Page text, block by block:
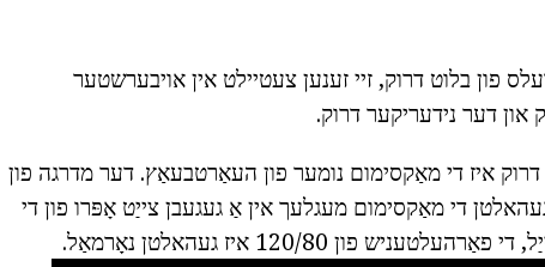
פון בלוט דרוק, זיי זענען צעטיילט אין אויבערשטער
דער נידעריקער דרוק.
איז די מאַקסימום נומער פון העאַרטבעאַץ. דער מדרגה פון
די מאַקסימום מעגלעך אין אַ געגעבן צייַט אָפּרו פון די
פון 120/80 איז געהאלטן נאָרמאַל.